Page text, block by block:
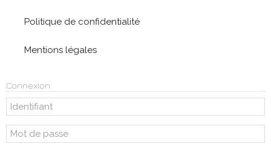
Politique de confidentialité
Mentions légales
Connexion